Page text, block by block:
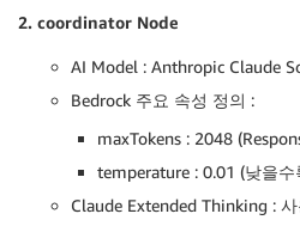
        system_prompts
except
BaseException
raise("System
    system_prompts
=
return system_prompts,
# 3. drug_searcher.md
..
2. coordinator Node
AI Model : Anthropic Claude
Bedrock 주요 속성 정의 :
maxTokens : 2048
temperature : 0.01 (낮을
Claude Extended Thinking :